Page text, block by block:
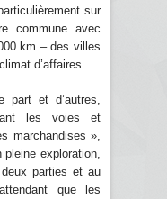
sur
commune avec
km – des villes
d’affaires.
part et d’autres,
les voies et
marchandises »,
exploration,
parties et au
que les